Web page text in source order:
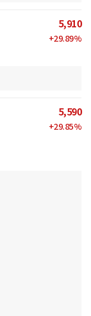
5,910
+29.89%
5,590
+29.85%